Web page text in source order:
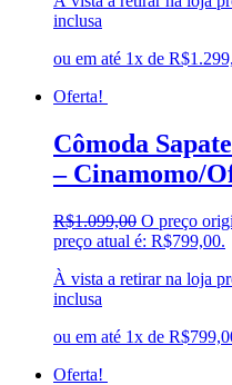
inclusa
ou em até 1x de
Oferta!
Cômoda
– Cinamomo/
R$1.099,00 O preço
preço atual é: R$799,00.
À vista a retirar na loja
inclusa
ou em até 1x de
Oferta!